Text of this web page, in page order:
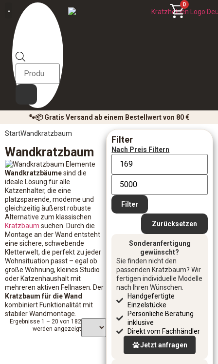
0
🐾📦 Gratis Versand ab einem Bestellwert von 80 €
Filter
Nach Preis Filtern
Filter
Zurücksetzen
Sonderanfertigung
gewünscht?
Sie finden nicht den
passenden Kratzbaum? Wir
fertigen individuelle Modelle
nach Ihren Wünschen.
Handgefertigte
Einzelstücke
Persönliche Beratung
inklusive
Direkt vom Fachhändler
Jetzt anfragen
StartWandkratzbaum
Wandkratzbaum
Wandkratzbäumesind die
ideale Lösung für alle
Katzenhalter, die eine
platzsparende, moderne und
gleichzeitig äußerst robuste
Alternative zum klassischen
Kratzbaum suchen. Durch die
Montage an der Wand entsteht
eine sichere, schwebende
Kletterwelt, die perfekt zu jeder
Wohnsituation passt – egal ob
große Wohnung, kleines Studio
oder Katzenhaushalt mit
mehreren aktiven Fellnasen. Der
Kratzbaum für die Wand
kombiniert Funktionalität mit
stabiler Wandmontage.
Ergebnisse 1 – 20 von 182
werden angezeigt